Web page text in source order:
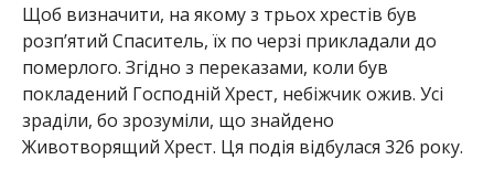
Щоб визначити, на якому з трьох хрестів був
розп’ятий Спаситель, їх по черзі прикладали до
померлого. Згідно з переказами, коли був
покладений Господній Хрест, небіжчик ожив. Усі
зраділи, бо зрозуміли, що знайдено
Животворящий Хрест. Ця подія відбулася 326 року.